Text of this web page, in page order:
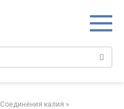
Соединения калия‎ »